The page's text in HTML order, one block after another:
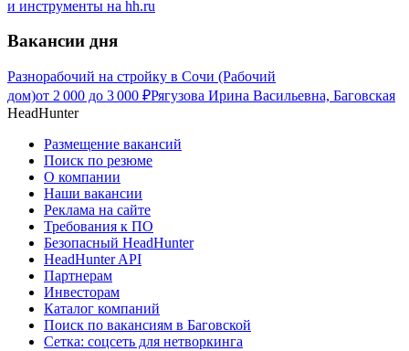
и инструменты на hh.ru
Вакансии дня
Разнорабочий на стройку в Сочи (Рабочий
дом)от 2 000 до 3 000 ₽Рягузова Ирина Васильевна, Баговская
HeadHunter
Размещение вакансий
Поиск по резюме
О компании
Наши вакансии
Реклама на сайте
Требования к ПО
Безопасный HeadHunter
HeadHunter API
Партнерам
Инвесторам
Каталог компаний
Поиск по вакансиям в Баговской
Сетка: соцсеть для нетворкинга